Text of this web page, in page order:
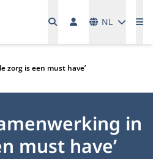
NL
zorg is een must have’
in
must have’